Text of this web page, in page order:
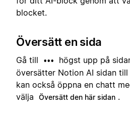
blocket.
Översätt en sida
Gå till ••• högst upp på
översätter Notion AI sidan
kan också öppna en chatt
välja
Översätt den här sidan .